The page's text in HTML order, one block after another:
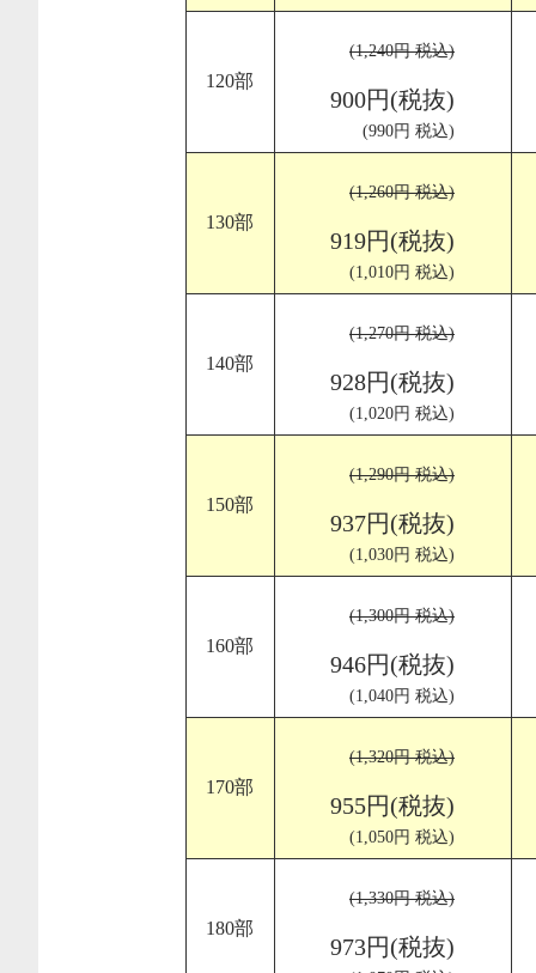
120部
(1,240円 税込)
900円(税抜)
(990円 税込)
130部
(1,260円 税込)
919円(税抜)
(1,010円 税込)
140部
(1,270円 税込)
928円(税抜)
(1,020円 税込)
150部
(1,290円 税込)
937円(税抜)
(1,030円 税込)
160部
(1,300円 税込)
946円(税抜)
(1,040円 税込)
170部
(1,320円 税込)
955円(税抜)
(1,050円 税込)
180部
(1,330円 税込)
973円(税抜)